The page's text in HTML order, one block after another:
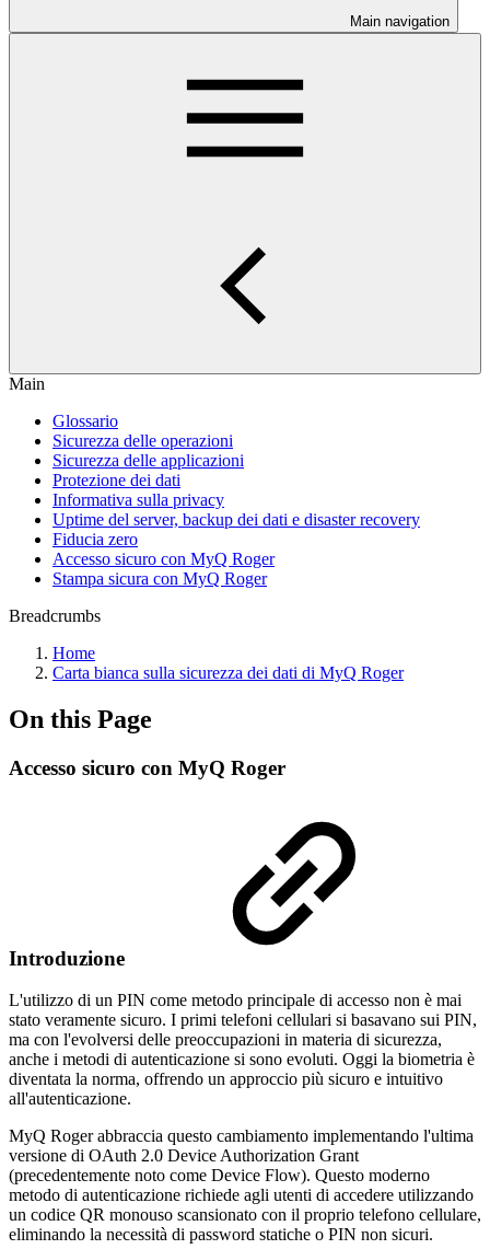
Main navigation
Main
Glossario
Sicurezza delle operazioni
Sicurezza delle applicazioni
Protezione dei dati
Informativa sulla privacy
Uptime del server, backup dei dati e disaster recovery
Fiducia zero
Accesso sicuro con MyQ Roger
Stampa sicura con MyQ Roger
Breadcrumbs
Home
Carta bianca sulla sicurezza dei dati di MyQ Roger
On this Page
Accesso sicuro con MyQ Roger
Introduzione
L'utilizzo di un PIN come metodo principale di accesso non è mai
stato veramente sicuro. I primi telefoni cellulari si basavano sui PIN,
ma con l'evolversi delle preoccupazioni in materia di sicurezza,
anche i metodi di autenticazione si sono evoluti. Oggi la biometria è
diventata la norma, offrendo un approccio più sicuro e intuitivo
all'autenticazione.
MyQ Roger abbraccia questo cambiamento implementando l'ultima
versione di OAuth 2.0 Device Authorization Grant
(precedentemente noto come Device Flow). Questo moderno
metodo di autenticazione richiede agli utenti di accedere utilizzando
un codice QR monouso scansionato con il proprio telefono cellulare,
eliminando la necessità di password statiche o PIN non sicuri.